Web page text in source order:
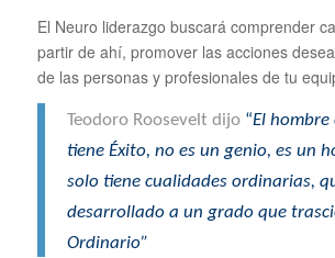
El Neuro liderazgo buscará comprender
partir de ahí, promover las acciones
de las personas y profesionales de tu
Teodoro Roosevelt dijo “El hombre
tiene Éxito, no es un genio, es un
solo tiene cualidades ordinarias,
desarrollado a un grado que
Ordinario”